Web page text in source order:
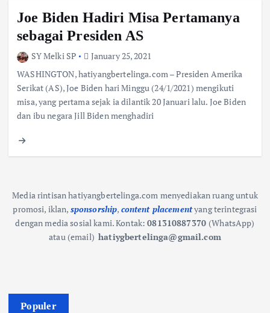
Joe Biden Hadiri Misa Pertamanya
sebagai Presiden AS
SY Melki SP
January 25, 2021
WASHINGTON, hatiyangbertelinga.com – Presiden Amerika
Serikat (AS), Joe Biden hari Minggu (24/1/2021) mengikuti
misa, yang pertama sejak ia dilantik 20 Januari lalu. Joe Biden
dan ibu negara Jill Biden menghadiri
Media rintisan hatiyangbertelinga.com menyediakan ruang untuk
promosi, iklan, sponsorship, content placementyang terintegrasi
dengan media sosial kami.Kontak:081310887370 (WhatsApp)
atau (email)hatiygbertelinga@gmail.com
Populer